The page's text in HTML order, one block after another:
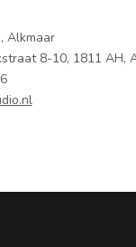
Alkmaar
8-10, 1811 AH,